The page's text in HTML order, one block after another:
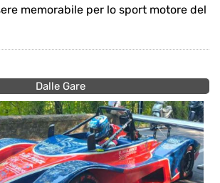
memorabile per lo sport motore del
Dalle Gare